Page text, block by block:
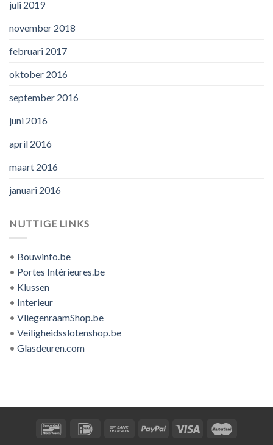
juli 2019
november 2018
februari 2017
oktober 2016
september 2016
juni 2016
april 2016
maart 2016
januari 2016
NUTTIGE LINKS
• Bouwinfo.be
• Portes Intérieures.be
• Klussen
• Interieur
• VliegenraamShop.be
• Veiligheidsslotenshop.be
• Glasdeuren.com